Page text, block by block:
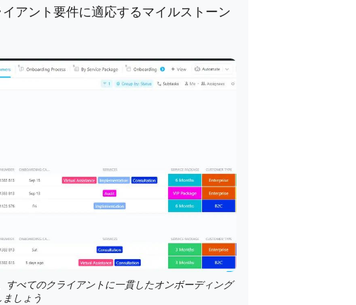
アント要件に適応するマイルストーン
べてのクライアントに一貫したオンボーディング
しょう